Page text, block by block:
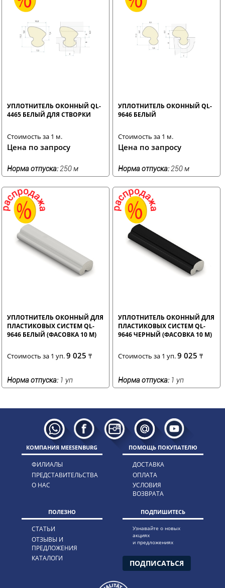
УПЛОТНИТЕЛЬ ОКОННЫЙ QL-
4465 БЕЛЫЙ ДЛЯ СТВОРКИ
Стоимость за 1 м.
Цена по запросу
Норма отпуска: 250 м
УПЛОТНИТЕЛЬ ОКОННЫЙ QL-
9646 БЕЛЫЙ
Стоимость за 1 м.
Цена по запросу
Норма отпуска: 250 м
УПЛОТНИТЕЛЬ ОКОННЫЙ ДЛЯ
ПЛАСТИКОВЫХ СИСТЕМ QL-
9646 БЕЛЫЙ (ФАСОВКА 10 М)
Стоимость за 1 уп.9 025 ₸
Норма отпуска: 1 уп
УПЛОТНИТЕЛЬ ОКОННЫЙ ДЛЯ
ПЛАСТИКОВЫХ СИСТЕМ QL-
9646 ЧЕРНЫЙ (ФАСОВКА 10 М)
Стоимость за 1 уп.9 025₸
Норма отпуска: 1 уп
КОМПАНИЯ MEESENBURG
ФИЛИАЛЫ
ПРЕДСТАВИТЕЛЬСТВА
О НАС
ПОМОЩЬ ПОКУПАТЕЛЮ
ДОСТАВКА
ОПЛАТА
УСЛОВИЯ
ВОЗВРАТА
ПОЛЕЗНО
СТАТЬИ
ОТЗЫВЫ И
ПРЕДЛОЖЕНИЯ
КАТАЛОГИ
ПОДПИШИТЕСЬ
Узнавайте о новых
акциях
и предложениях
ПОДПИСАТЬСЯ